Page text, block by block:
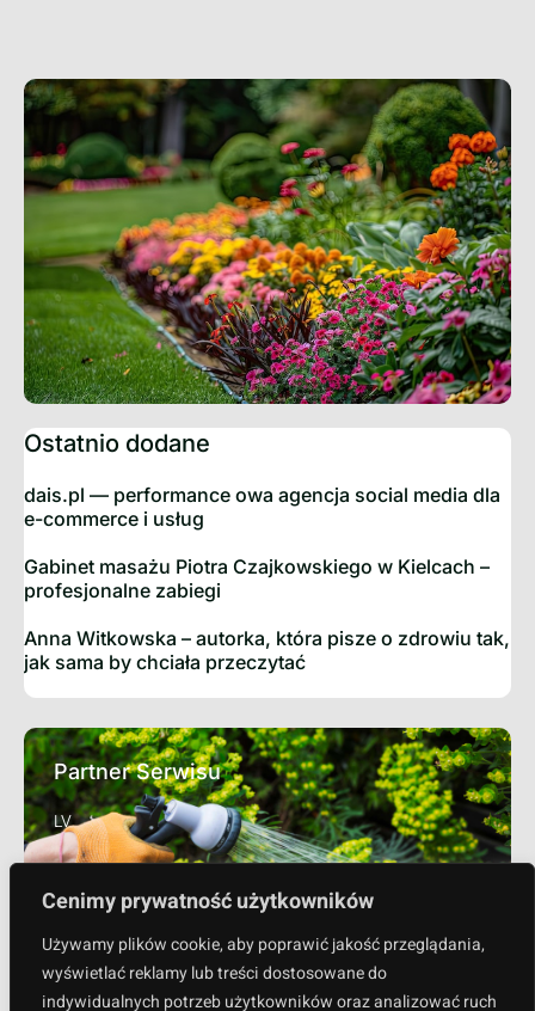
Cenimy prywatność użytkowników
Używamy plików cookie, aby poprawić jakość przeglądania,
wyświetlać reklamy lub treści dostosowane do
indywidualnych potrzeb użytkowników oraz analizować ruch
Ostatnio dodane
dais.pl — performance owa agencja social media dla
e-commerce i usług
Gabinet masażu Piotra Czajkowskiego w Kielcach –
profesjonalne zabiegi
Anna Witkowska – autorka, która pisze o zdrowiu tak,
jak sama by chciała przeczytać
Partner Serwisu
LV
Sprawdź